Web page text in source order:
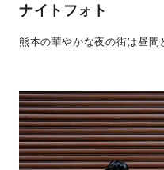
ナイトフォト
熊本の華やかな夜の街は昼間